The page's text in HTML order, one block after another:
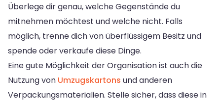
Überlege dir genau, welche Gegenstände du
mitnehmen möchtest und welche nicht. Falls
möglich, trenne dich von überflüssigem Besitz und
spende oder verkaufe diese Dinge.
Eine gute Möglichkeit der Organisation ist auch die
Nutzung von Umzugskartons und anderen
Verpackungsmaterialien. Stelle sicher, dass diese in